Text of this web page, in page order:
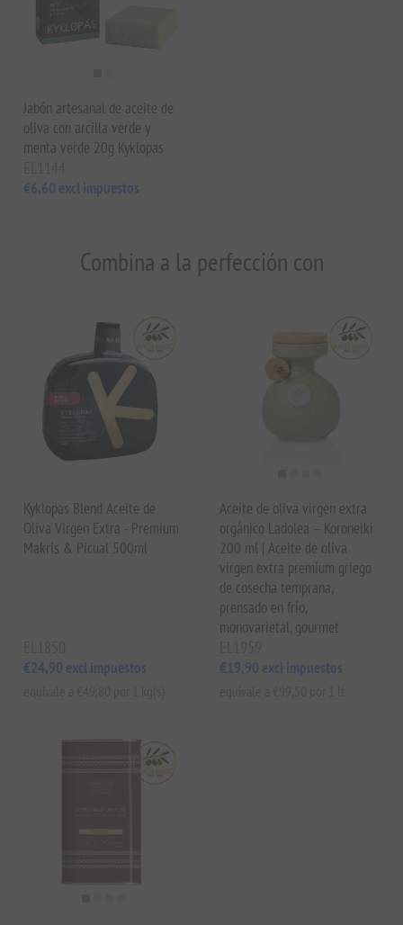
Jabón artesanal de aceite de
oliva con arcilla verde y
menta verde 20g Kyklopas
€6,60 excl impuestos
Combina a la perfección con
Kyklopas Blend Aceite de
Oliva Virgen Extra - Premium
Makris & Picual 500ml
€24,90 excl impuestos
Aceite de oliva virgen extra
orgánico Ladolea – Koroneiki
200 ml | Aceite de oliva
virgen extra premium griego
de cosecha temprana,
prensado en frío,
monovarietal, gourmet
€19,90 excl impuestos